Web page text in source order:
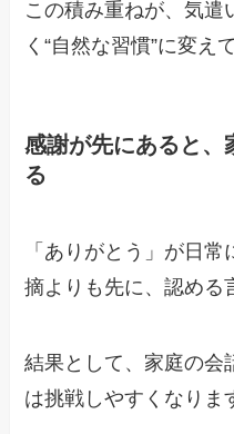
この積み重ねが、気遣
く“自然な習慣”に変え
感謝が先にあると、
る
「ありがとう」が日
摘よりも先に、認める
結果として、家庭の会
は挑戦しやすくなりま